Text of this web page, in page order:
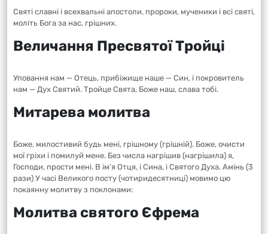
Святі славні і всехвальні апостоли, пророки, мученики і всі святі,
моліть Бога за нас, грішних.
Величання Пресвятої Тройці
Уповання нам — Отець, прибіжище наше — Син, і покровитель
нам — Дух Святий. Тройце Свята, Боже наш, слава тобі.
Митарева молитва
Боже, милостивий будь мені, грішному (грішній). Боже, очисти
мої гріхи і помилуй мене. Без числа нагрішив (нагрішила) я,
Господи, прости мені. В ім’я Отця, і Сина, і Святого Духа. Амінь (3
рази) У часі Великого посту (чотиридесятниці) мовимо цю
покаянну молитву з поклонами:
Молитва святого Єфрема